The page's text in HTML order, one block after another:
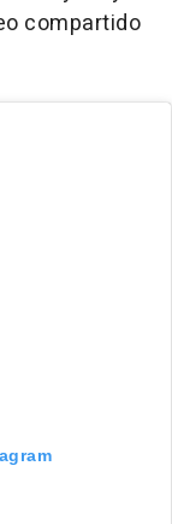
compartido